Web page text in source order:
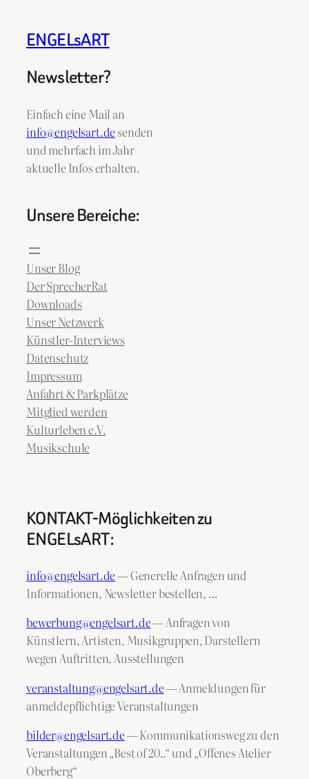
ENGELsART
Newsletter?
Einfach eine Mail an
info@engelsart.desenden
und mehrfach im Jahr
aktuelle Infos erhalten.
Unsere Bereiche:
Unser Blog
Der SprecherRat
Downloads
Unser Netzwerk
Künstler-Interviews
Datenschutz
Impressum
Anfahrt & Parkplätze
Mitglied werden
Kulturleben e.V.
Musikschule
KONTAKT-Möglichkeiten zu
ENGELsART:
info@engelsart.de— Generelle Anfragen und
Informationen, Newsletter bestellen, …
bewerbung@engelsart.de— Anfragen von
Künstlern, Artisten, Musikgruppen, Darstellern
wegen Auftritten, Ausstellungen
veranstaltung@engelsart.de— Anmeldungen für
anmeldepflichtige Veranstaltungen
bilder@engelsart.de— Kommunikationsweg zu den
Veranstaltungen „Best of 20..“ und „Offenes Atelier
Oberberg“